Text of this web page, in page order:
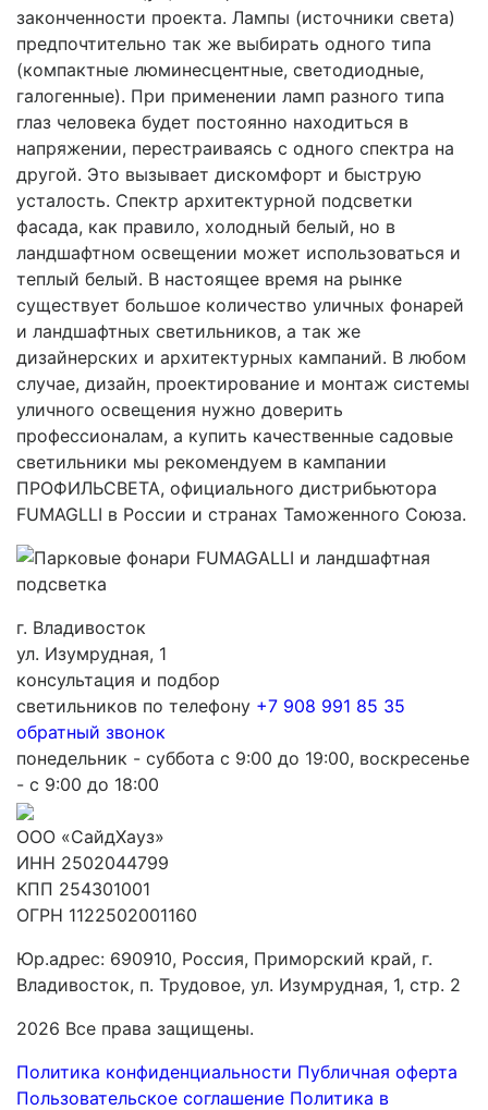
законченности проекта. Лампы (источники света)
предпочтительно так же выбирать одного типа
(компактные люминесцентные, светодиодные,
галогенные). При применении ламп разного типа
глаз человека будет постоянно находиться в
напряжении, перестраиваясь с одного спектра на
другой. Это вызывает дискомфорт и быструю
усталость. Спектр архитектурной подсветки
фасада, как правило, холодный белый, но в
ландшафтном освещении может использоваться и
теплый белый. В настоящее время на рынке
существует большое количество уличных фонарей
и ландшафтных светильников, а так же
дизайнерских и архитектурных кампаний. В любом
случае, дизайн, проектирование и монтаж системы
уличного освещения нужно доверить
профессионалам, а купить качественные садовые
светильники мы рекомендуем в кампании
ПРОФИЛЬСВЕТА, официального дистрибьютора
FUMAGLLI в России и странах Таможенного Союза.
г. Владивосток
ул. Изумрудная, 1
консультация и подбор
светильников по телефону +7 908 991 85 35
обратный звонок
понедельник - суббота с 9:00 до 19:00, воскресенье
- с 9:00 до 18:00
ООО «СайдХауз»
ИНН 2502044799
КПП 254301001
ОГРН 1122502001160
Юр.адрес: 690910, Россия, Приморский край, г.
Владивосток, п. Трудовое, ул. Изумрудная, 1, стр. 2
2026 Все права защищены.
Политика конфиденциальности Публичная оферта
Пользовательское соглашение Политика в